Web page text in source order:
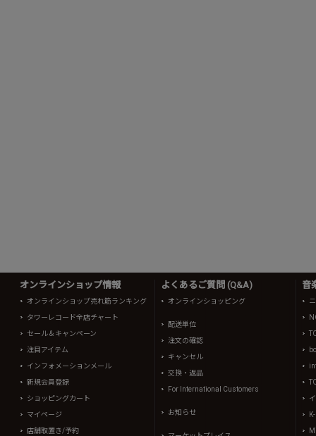
オンラインショップ情報
オンラインショップ売れ筋ランキング
タワーレコード全店チャート
セール＆キャンペーン
注目アイテム
インフォメーションメール
新規会員登録
ショッピングカート
マイページ
店舗取置き/予約
よくあるご質問 (Q&A)
オンラインショッピング
配送単位
注文の確認
キャンセル
交換・返品
For International Customers
お知らせ
音